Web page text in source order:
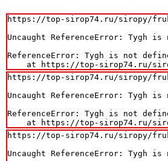
https://top-sirop74.ru/siropy/
Uncaught ReferenceError: Tygh is
ReferenceError: Tygh is not
at https://top-sirop74.ru/
https://top-sirop74.ru/siropy/
Uncaught ReferenceError: Tygh is
ReferenceError: Tygh is not
at https://top-sirop74.ru/
https://top-sirop74.ru/siropy/
Uncaught ReferenceError: Tygh is